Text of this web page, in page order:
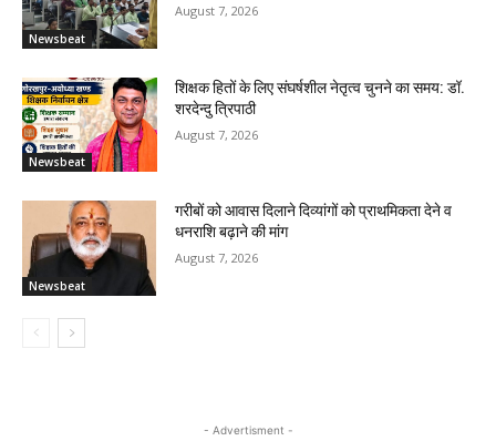
Newsbeat
August 7, 2026
Newsbeat
शिक्षक हितों के लिए संघर्षशील नेतृत्व चुनने का समय: डॉ.
शरदेन्दु त्रिपाठी
August 7, 2026
Newsbeat
गरीबों को आवास दिलाने दिव्यांगों को प्राथमिकता देने व
धनराशि बढ़ाने की मांग
August 7, 2026
- Advertisment -